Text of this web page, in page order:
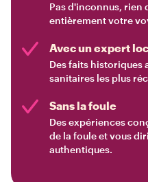
Pas d'inconnus, rien
entièrement votre
Avec un expert
Des faits historiques
sanitaires les plus
Sans la foule
Des expériences
de la foule et vous
authentiques.